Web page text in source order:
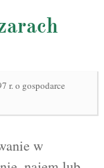
r. o gospodarce
w